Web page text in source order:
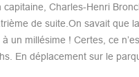
Charles-Henri
de suite.On savait que
un millésime ! Certes, ce
En déplacement sur le